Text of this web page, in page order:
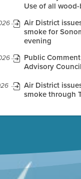
Use of all
Air District
smoke for
evening
Public
Advisory
Air District
smoke through